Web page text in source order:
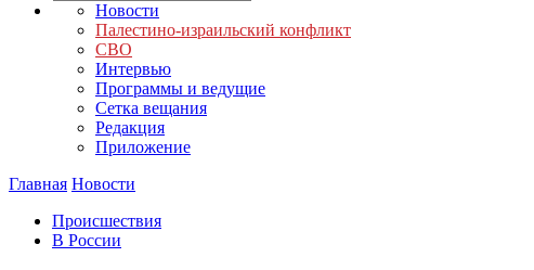
Новости
Палестино-израильский конфликт
СВО
Интервью
Программы и ведущие
Сетка вещания
Редакция
Приложение
Главная Новости
Происшествия
В России